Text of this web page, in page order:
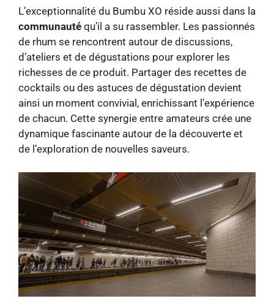
L’exceptionnalité du Bumbu XO réside aussi dans la
communauté qu’il a su rassembler. Les passionnés
de rhum se rencontrent autour de discussions,
d’ateliers et de dégustations pour explorer les
richesses de ce produit. Partager des recettes de
cocktails ou des astuces de dégustation devient
ainsi un moment convivial, enrichissant l’expérience
de chacun. Cette synergie entre amateurs crée une
dynamique fascinante autour de la découverte et
de l’exploration de nouvelles saveurs.